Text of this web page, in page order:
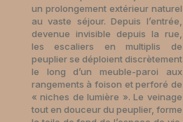
un prolongement extérieur naturel
au vaste séjour. Depuis l’entrée,
devenue invisible depuis la rue,
les escaliers en multiplis de
peuplier se déploient discrètement
le long d’un meuble-paroi aux
rangements à foison et perforé de
« niches de lumière ». Le veinage
tout en douceur du peuplier, forme